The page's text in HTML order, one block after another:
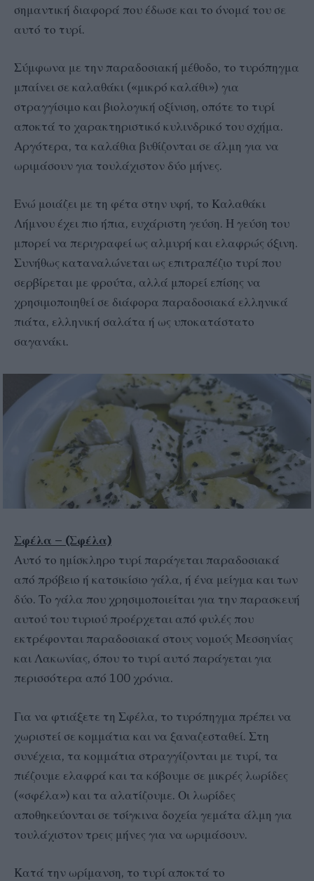
σημαντική διαφορά που έδωσε και το όνομά του σε
αυτό το τυρί.
Σύμφωνα με την παραδοσιακή μέθοδο, το τυρόπηγμα
μπαίνει σε καλαθάκι («μικρό καλάθι») για
στραγγίσιμο και βιολογική οξίνιση, οπότε το τυρί
αποκτά το χαρακτηριστικό κυλινδρικό του σχήμα.
Αργότερα, τα καλάθια βυθίζονται σε άλμη για να
ωριμάσουν για τουλάχιστον δύο μήνες.
Ενώ μοιάζει με τη φέτα στην υφή, το Καλαθάκι
Λήμνου έχει πιο ήπια, ευχάριστη γεύση. Η γεύση του
μπορεί να περιγραφεί ως αλμυρή και ελαφρώς όξινη.
Συνήθως καταναλώνεται ως επιτραπέζιο τυρί που
σερβίρεται με φρούτα, αλλά μπορεί επίσης να
χρησιμοποιηθεί σε διάφορα παραδοσιακά ελληνικά
πιάτα, ελληνική σαλάτα ή ως υποκατάστατο
σαγανάκι.
Σφέλα – (Σφέλα)
Αυτό το ημίσκληρο τυρί παράγεται παραδοσιακά
από πρόβειο ή κατσικίσιο γάλα, ή ένα μείγμα και των
δύο. Το γάλα που χρησιμοποιείται για την παρασκευή
αυτού του τυριού προέρχεται από φυλές που
εκτρέφονται παραδοσιακά στους νομούς Μεσσηνίας
και Λακωνίας, όπου το τυρί αυτό παράγεται για
περισσότερα από 100 χρόνια.
Για να φτιάξετε τη Σφέλα, το τυρόπηγμα πρέπει να
χωριστεί σε κομμάτια και να ξαναζεσταθεί. Στη
συνέχεια, τα κομμάτια στραγγίζονται με τυρί, τα
πιέζουμε ελαφρά και τα κόβουμε σε μικρές λωρίδες
(«σφέλα») και τα αλατίζουμε. Οι λωρίδες
αποθηκεύονται σε τσίγκινα δοχεία γεμάτα άλμη για
τουλάχιστον τρεις μήνες για να ωριμάσουν.
Κατά την ωρίμανση, το τυρί αποκτά το